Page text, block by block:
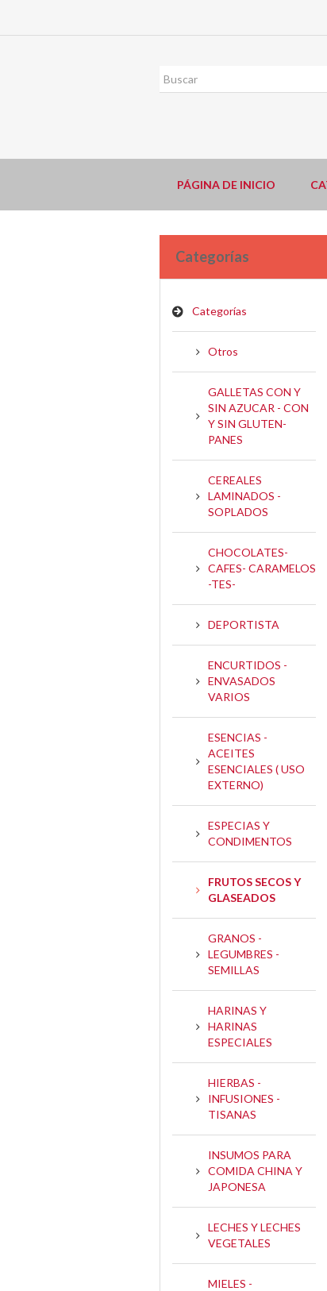
PÁGINA DE INICIO
Categorías
Categorías
Otros
GALLETAS CON Y
SIN AZUCAR - CON
Y SIN GLUTEN-
PANES
CEREALES
LAMINADOS -
SOPLADOS
CHOCOLATES-
CAFES- CARAMELOS
-TES-
DEPORTISTA
ENCURTIDOS -
ENVASADOS
VARIOS
ESENCIAS -
ACEITES
ESENCIALES ( USO
EXTERNO)
ESPECIAS Y
CONDIMENTOS
FRUTOS SECOS Y
GLASEADOS
GRANOS -
LEGUMBRES -
SEMILLAS
HARINAS Y
HARINAS
ESPECIALES
HIERBAS -
INFUSIONES -
TISANAS
INSUMOS PARA
COMIDA CHINA Y
JAPONESA
LECHES Y LECHES
VEGETALES
MIELES -